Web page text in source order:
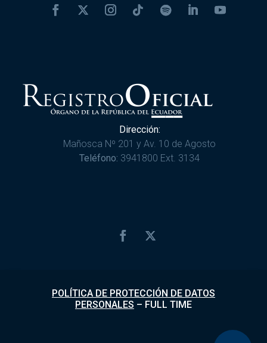
Dirección:
Mañosca Nº 201 y Av. 10 de Agosto
Teléfono: 3941800 Ext. 3134
POLÍTICA DE PROTECCIÓN DE DATOS
PERSONALES – FULL TIME